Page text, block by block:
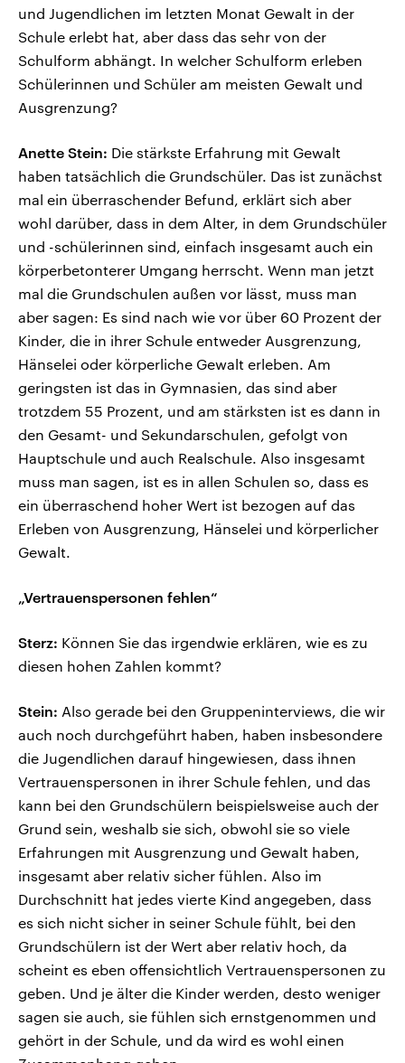
und Jugendlichen im letzten Monat Gewalt in der
Schule erlebt hat, aber dass das sehr von der
Schulform abhängt. In welcher Schulform erleben
Schülerinnen und Schüler am meisten Gewalt und
Ausgrenzung?
Anette Stein: Die stärkste Erfahrung mit Gewalt
haben tatsächlich die Grundschüler. Das ist zunächst
mal ein überraschender Befund, erklärt sich aber
wohl darüber, dass in dem Alter, in dem Grundschüler
und -schülerinnen sind, einfach insgesamt auch ein
körperbetonterer Umgang herrscht. Wenn man jetzt
mal die Grundschulen außen vor lässt, muss man
aber sagen: Es sind nach wie vor über 60 Prozent der
Kinder, die in ihrer Schule entweder Ausgrenzung,
Hänselei oder körperliche Gewalt erleben. Am
geringsten ist das in Gymnasien, das sind aber
trotzdem 55 Prozent, und am stärksten ist es dann in
den Gesamt- und Sekundarschulen, gefolgt von
Hauptschule und auch Realschule. Also insgesamt
muss man sagen, ist es in allen Schulen so, dass es
ein überraschend hoher Wert ist bezogen auf das
Erleben von Ausgrenzung, Hänselei und körperlicher
Gewalt.
„Vertrauenspersonen fehlen“
Sterz: Können Sie das irgendwie erklären, wie es zu
diesen hohen Zahlen kommt?
Stein: Also gerade bei den Gruppeninterviews, die wir
auch noch durchgeführt haben, haben insbesondere
die Jugendlichen darauf hingewiesen, dass ihnen
Vertrauenspersonen in ihrer Schule fehlen, und das
kann bei den Grundschülern beispielsweise auch der
Grund sein, weshalb sie sich, obwohl sie so viele
Erfahrungen mit Ausgrenzung und Gewalt haben,
insgesamt aber relativ sicher fühlen. Also im
Durchschnitt hat jedes vierte Kind angegeben, dass
es sich nicht sicher in seiner Schule fühlt, bei den
Grundschülern ist der Wert aber relativ hoch, da
scheint es eben offensichtlich Vertrauenspersonen zu
geben. Und je älter die Kinder werden, desto weniger
sagen sie auch, sie fühlen sich ernstgenommen und
gehört in der Schule, und da wird es wohl einen